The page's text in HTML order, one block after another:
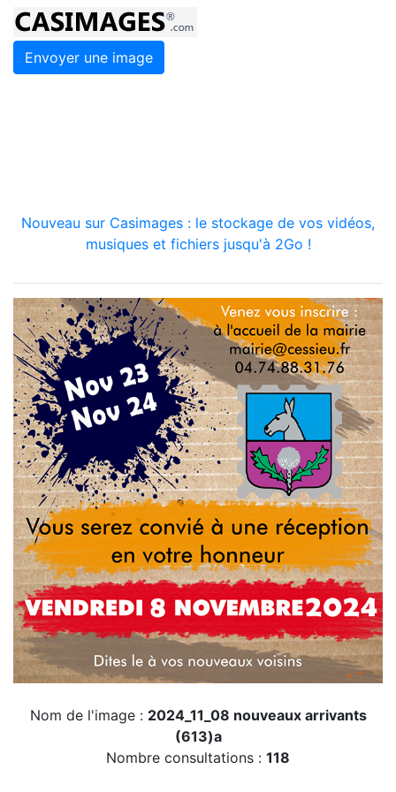
Envoyer une image
Nouveau sur Casimages : le stockage de vos vidéos,
musiques et fichiers jusqu'à 2Go !
Nom de l'image : 2024_11_08 nouveaux arrivants
(613)a
Nombre consultations : 118